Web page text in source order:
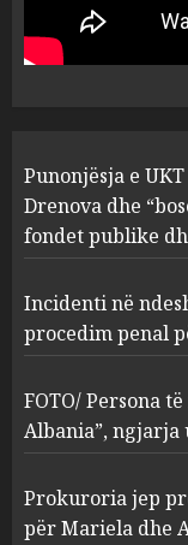
1
2
3
Punonjësja e
Drenova dhe
fondet publike
Incidenti në
procedim penal
FOTO/ Persona
Albania”, ngjarja
Prokuroria jep
për Mariela dhe